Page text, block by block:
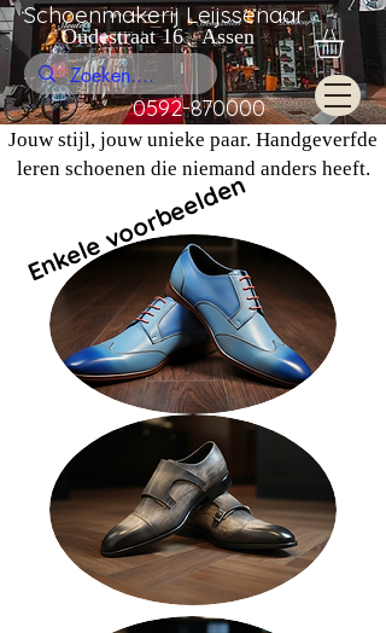
Schoenmakerij Leijssenaar
Oudestraat 16 Assen
0592-870000
Jouw stijl, jouw unieke paar. Handgeverfde
leren schoenen die niemand anders heeft.
Enkele voorbeelden